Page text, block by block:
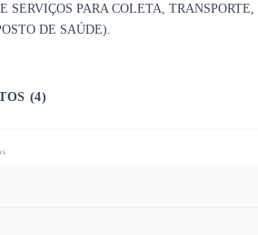
SERVIÇOS PARA COLETA,
DE SAÚDE).
(4)
s